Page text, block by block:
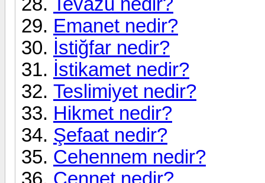
Emanet nedir?
İstiğfar nedir?
İstikamet nedir?
Teslimiyet nedir?
Hikmet nedir?
Şefaat nedir?
Cehennem nedir?
Cennet nedir?